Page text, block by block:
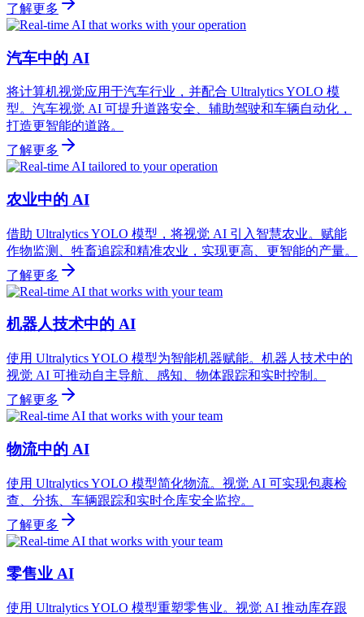
了解更多
汽车中的 AI
将计算机视觉应用于汽车行业，并配合 Ultralytics YOLO 模
型。汽车视觉 AI 可提升道路安全、辅助驾驶和车辆自动化，
打造更智能的道路。
了解更多
农业中的 AI
借助 Ultralytics YOLO 模型，将视觉 AI 引入智慧农业。赋能
作物监测、牲畜追踪和精准农业，实现更高、更智能的产量。
了解更多
机器人技术中的 AI
使用 Ultralytics YOLO 模型为智能机器赋能。机器人技术中的
视觉 AI 可推动自主导航、感知、物体跟踪和实时控制。
了解更多
物流中的 AI
使用 Ultralytics YOLO 模型简化物流。视觉 AI 可实现包裹检
查、分拣、车辆跟踪和实时仓库安全监控。
了解更多
零售业 AI
使用 Ultralytics YOLO 模型重塑零售业。视觉 AI 推动库存跟